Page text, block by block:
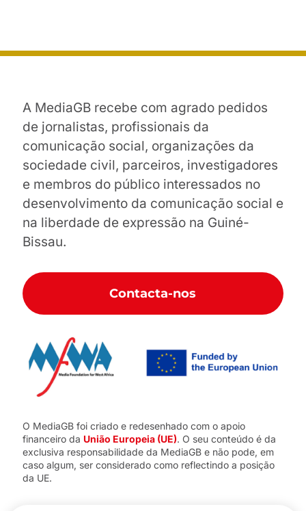
A MediaGB recebe com agrado pedidos
de jornalistas, profissionais da
comunicação social, organizações da
sociedade civil, parceiros, investigadores
e membros do público interessados no
desenvolvimento da comunicação social e
na liberdade de expressão na Guiné-
Bissau.
Contacta-nos
O MediaGB foi criado e redesenhado com o apoio
financeiro da União Europeia (UE). O seu conteúdo é da
exclusiva responsabilidade da MediaGB e não pode, em
caso algum, ser considerado como reflectindo a posição
da UE.